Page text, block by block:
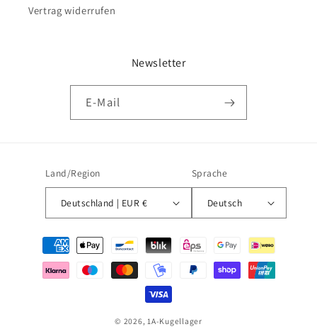
Vertrag widerrufen
Newsletter
E-Mail
Land/Region
Deutschland | EUR €
Sprache
Deutsch
Zahlungsmethoden
© 2026,1A-Kugellager